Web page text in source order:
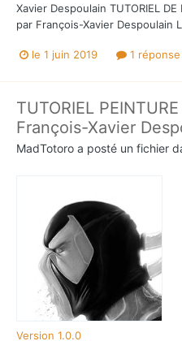
Xavier Despoulain TUTORIEL
par François-Xavier Despoulain
le 1 juin 2019 1 réponse
TUTORIEL
François-Xavier
MadTotoro a posté un fichier
Version 1.0.0